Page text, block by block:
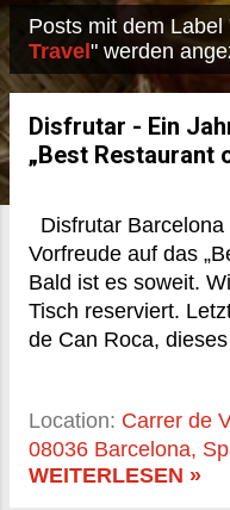
P
o
Posts mit dem Label
Travel " werden
Disfrutar - Ein
„Best Restaurant
Disfrutar
Vorfreude auf das
Bald ist es soweit.
Tisch reserviert.
de Can Roca,
gleichzeitig
ein Jahr Wartezeit.
in ein Restaurant
Location: Carrer de
08036 Barcelona,
WEITERLESEN »